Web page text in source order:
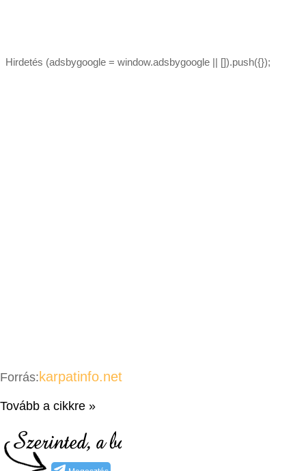
Hirdetés (adsbygoogle = window.adsbygoogle || []).push({});
Forrás: karpatinfo.net
Tovább a cikkre »